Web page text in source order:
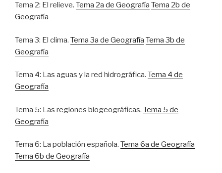
Tema 2: El relieve. Tema 2a de Geografía Tema 2b de
Geografía
Tema 3: El clima. Tema 3a de Geografía Tema 3b de
Geografía
Tema 4: Las aguas y la red hidrográfica. Tema 4 de
Geografía
Tema 5: Las regiones biogeográficas. Tema 5 de
Geografía
Tema 6: La población española. Tema 6a de Geografía
Tema 6b de Geografía